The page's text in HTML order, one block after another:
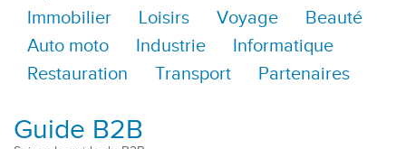
Immobilier
Loisirs Voyage
Beauté
Auto moto
Industrie
Informatique
Restauration
Transport Partenaires
Guide B2B